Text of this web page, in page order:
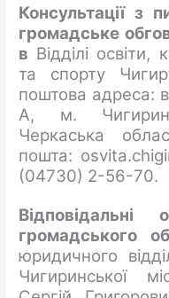
Консультації з
громадське
в Відділі
та спорту
поштова адреса:
А, м.
Черкаська
пошта:
(04730) 2-56-70.
громадського
юридичного
Чигиринської